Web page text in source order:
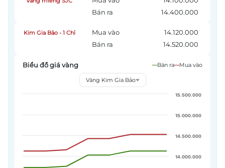
thuận bằng văn bản. Ghi rõ nguồn VTV.vn khi phát hành lại
thông tin từ website này.